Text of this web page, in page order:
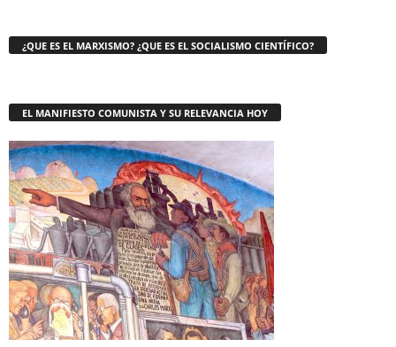
¿QUE ES EL MARXISMO? ¿QUE ES EL SOCIALISMO CIENTÍFICO?
EL MANIFIESTO COMUNISTA Y SU RELEVANCIA HOY